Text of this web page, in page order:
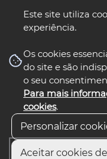
Este site utiliza
experiência.
Os cookies
do site e são
o seu
Para mais
cookies.
Personalizar
Aceitar cookies
nos